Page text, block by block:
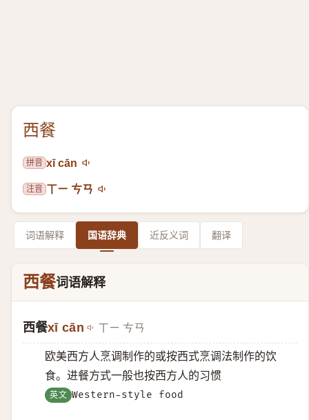
西餐
拼音 xī cān
注音 ㄒㄧ ㄘㄢ
词语解释 国语辞典 近反义词 翻译
西餐词语解释
西餐xī cān ㄒㄧ ㄘㄢ
欧美西方人烹调制作的或按西式烹调法制作的饮
食。进餐方式一般也按西方人的习惯
英文 Western-style food